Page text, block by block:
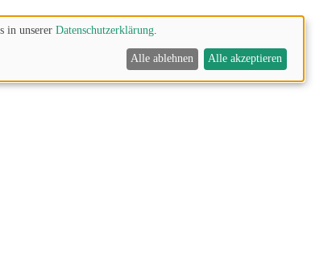
in unserer Datenschutzerklärung
Alle ablehnen Alle akzeptieren